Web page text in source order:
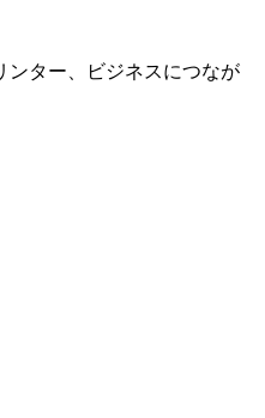
ンター、ビジネスにつなが